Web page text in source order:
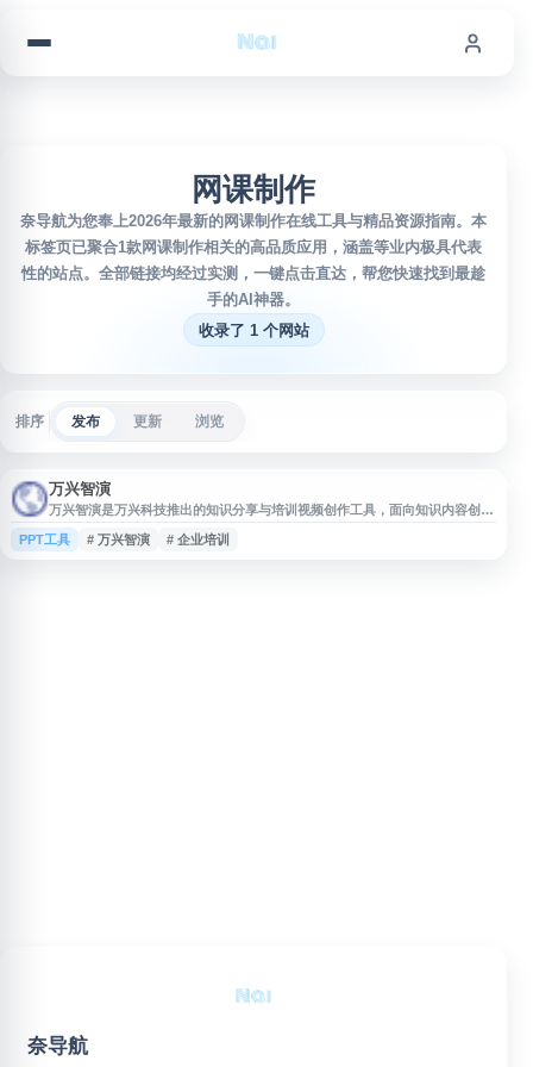
网课制作
奈导航为您奉上2026年最新的网课制作在线工具与精品资源指南。本
标签页已聚合1款网课制作相关的高品质应用，涵盖等业内极具代表
性的站点。全部链接均经过实测，一键点击直达，帮您快速找到最趁
手的AI神器。
收录了 1 个网站
排序 发布 更新 浏览
万兴智演
万兴智演是万兴科技推出的知识分享与培训视频创作工具，面向知识内容创作
者、网课与微课讲师、产品营销团队及企业培训、人力资源等场景。平台支持
演示内容制作与讲课视频创作，帮助用户更高效地完成课程讲解、产品介绍、
PPT工具 # 万兴智演 # 企业培训
奈导航